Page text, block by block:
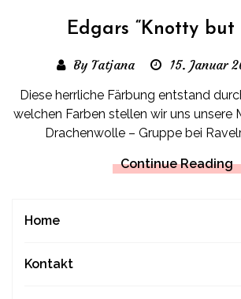
Edgars “Knotty but
By Tatjana 15. Januar
Diese herrliche Färbung entstand
welchen Farben stellen wir uns unsere
Drachenwolle – Gruppe bei
Continue Reading
Home
Kontakt